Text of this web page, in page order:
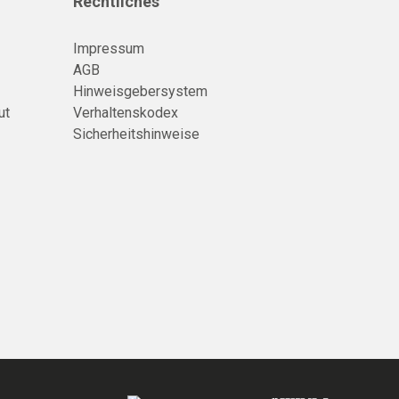
Impressum
AGB
Hinweisgebersystem
Verhaltenskodex
Sicherheitshinweise